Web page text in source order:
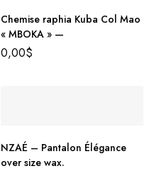
Chemise raphia Kuba Col Mao
« MBOKA » —
0,00$
NZAÉ – Pantalon Élégance
over size wax.